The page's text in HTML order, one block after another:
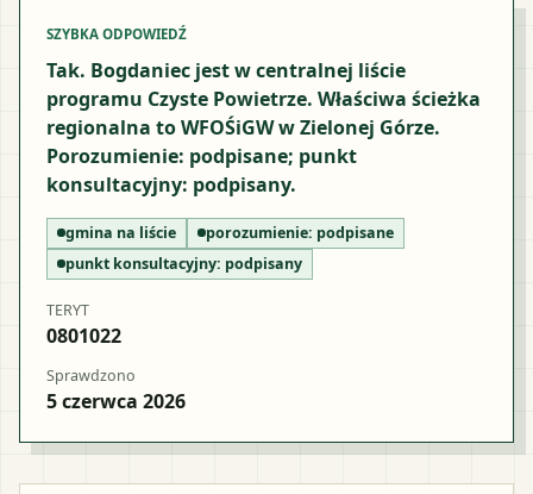
SZYBKA ODPOWIEDŹ
Tak. Bogdaniec jest w centralnej liście
programu Czyste Powietrze. Właściwa ścieżka
regionalna to WFOŚiGW w Zielonej Górze.
Porozumienie: podpisane; punkt
konsultacyjny: podpisany.
gmina na liście porozumienie: podpisane
punkt konsultacyjny: podpisany
TERYT
0801022
Sprawdzono
5 czerwca 2026